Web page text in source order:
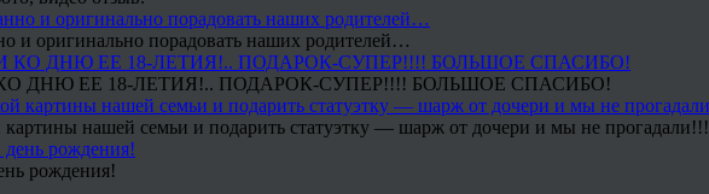
и оригинально порадовать наших родителей…
ДНЮ ЕЕ 18-ЛЕТИЯ!.. ПОДАРОК-СУПЕР!!!! БОЛЬШОЕ СПАСИБО!
нашей семьи и подарить статуэтку — шарж от дочери и мы не прогадали!!!
рождения!